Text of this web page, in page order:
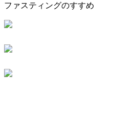
ファスティングのすすめ